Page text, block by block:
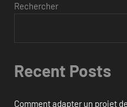
Rechercher
Recent Posts
Comment adapter un projet